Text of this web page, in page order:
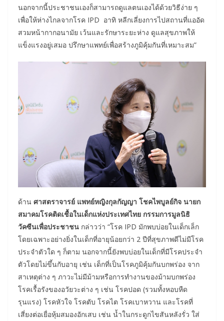
นอกจากนี้ประชาชนเองก็สามารถดูแลตนเองได้ด้วยวิธีง่าย ๆ
เพื่อให้ห่างไกลจากโรค IPD อาทิ หลีกเลี่ยงการไปสถานที่แออัด
สวมหน้ากากอนามัย เว้นและรักษาระยะห่าง ดูแลสุขภาพให้
แข็งแรงอยู่เสมอ ปรึกษาแพทย์เพื่อสร้างภูมิคุ้มกันที่เหมาะสม”
ด้าน ศาสตราจารย์ แพทย์หญิงกุลกัญญา โชคไพบูลย์กิจ นายก
สมาคมโรคติดเชื้อในเด็กแห่งประเทศไทย กรรมการมูลนิธิ
วัคซีนเพื่อประชาชน กล่าวว่า “โรค IPD มักพบบ่อยในเด็กเล็ก
โดยเฉพาะอย่างยิ่งในเด็กที่อายุน้อยกว่า 2 ปีที่สุขภาพดีไม่มีโรค
ประจำตัวใด ๆ ก็ตาม นอกจากนี้ยังพบบ่อยในเด็กที่มีโรคประจำ
ตัวโดยไม่ขึ้นกับอายุ เช่น เด็กที่เป็นโรคภูมิคุ้มกันบกพร่อง จาก
สาเหตุต่าง ๆ ภาวะไม่มีม้ามหรือการทำงานของม้ามบกพร่อง
โรคเรื้อรังของอวัยวะต่าง ๆ เช่น โรคปอด (รวมทั้งหอบหืด
รุนแรง) โรคหัวใจ โรคตับ โรคไต โรคเบาหวาน และโรคที่
เสี่ยงต่อเยื่อหุ้มสมองอักเสบ เช่น น้ำในกระดูกไขสันหลังรั่ว ใส่